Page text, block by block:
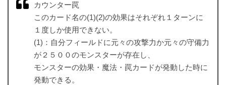
カウンター罠
このカード名の(1)(2)の効果はそれぞれ１ターンに
１度しか使用できない。
(1)：自分フィールドに元々の攻撃力か元々の守備力
が２５００のモンスターが存在し、
モンスターの効果・魔法・罠カードが発動した時に
発動できる。